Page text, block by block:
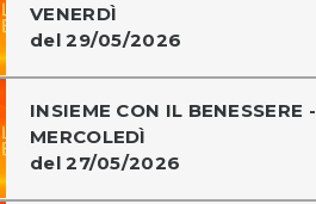
VENERDÌ
del 29/05/2026
INSIEME CON IL BENESSERE -
MERCOLEDÌ
del 27/05/2026